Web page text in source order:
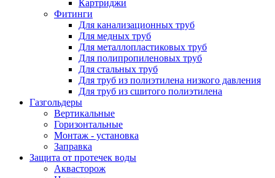
Картриджи
Фитинги
Для канализационных труб
Для медных труб
Для металлопластиковых труб
Для полипропиленовых труб
Для стальных труб
Для труб из полиэтилена низкого давления
Для труб из сшитого полиэтилена
Газгольдеры
Вертикальные
Горизонтальные
Монтаж - установка
Заправка
Защита от протечек воды
Аквасторож